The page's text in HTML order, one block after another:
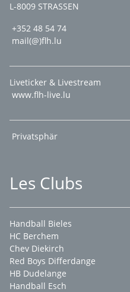
L-8009 STRASSEN
+352 48 54 74
mail(@)flh.lu
Liveticker & Livestream
www.flh-live.lu
Privatsphär
Les Clubs
Handball Bieles
HC Berchem
Chev Diekirch
Red Boys Differdange
HB Dudelange
Handball Esch